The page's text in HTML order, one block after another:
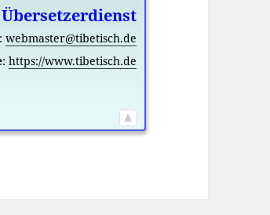
webmaster@tibetisch.de
: https://www.tibetisch.de